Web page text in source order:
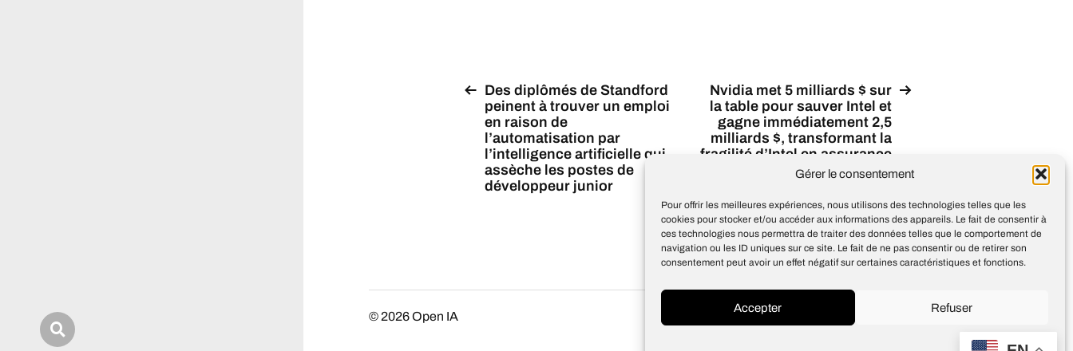
Gérer le consentement
Pour offrir les meilleures expériences, nous utilisons des technologies telles que les
cookies pour stocker et/ou accéder aux informations des appareils. Le fait de consentir à
ces technologies nous permettra de traiter des données telles que le comportement de
navigation ou les ID uniques sur ce site. Le fait de ne pas consentir ou de retirer son
consentement peut avoir un effet négatif sur certaines caractéristiques et fonctions.
Accepter Refuser
Des diplômés de Standford
peinent à trouver un emploi
en raison de
l’automatisation par
l’intelligence artificielle qui
assèche les postes de
développeur junior
Nvidia met 5 milliards $ sur
la table pour sauver Intel et
gagne immédiatement 2,5
milliards $, transformant la
fragilité d’Intel en assurance
stratégique contre les
semi-conducteurs
© 2026Open IA Jean-Louis Maso